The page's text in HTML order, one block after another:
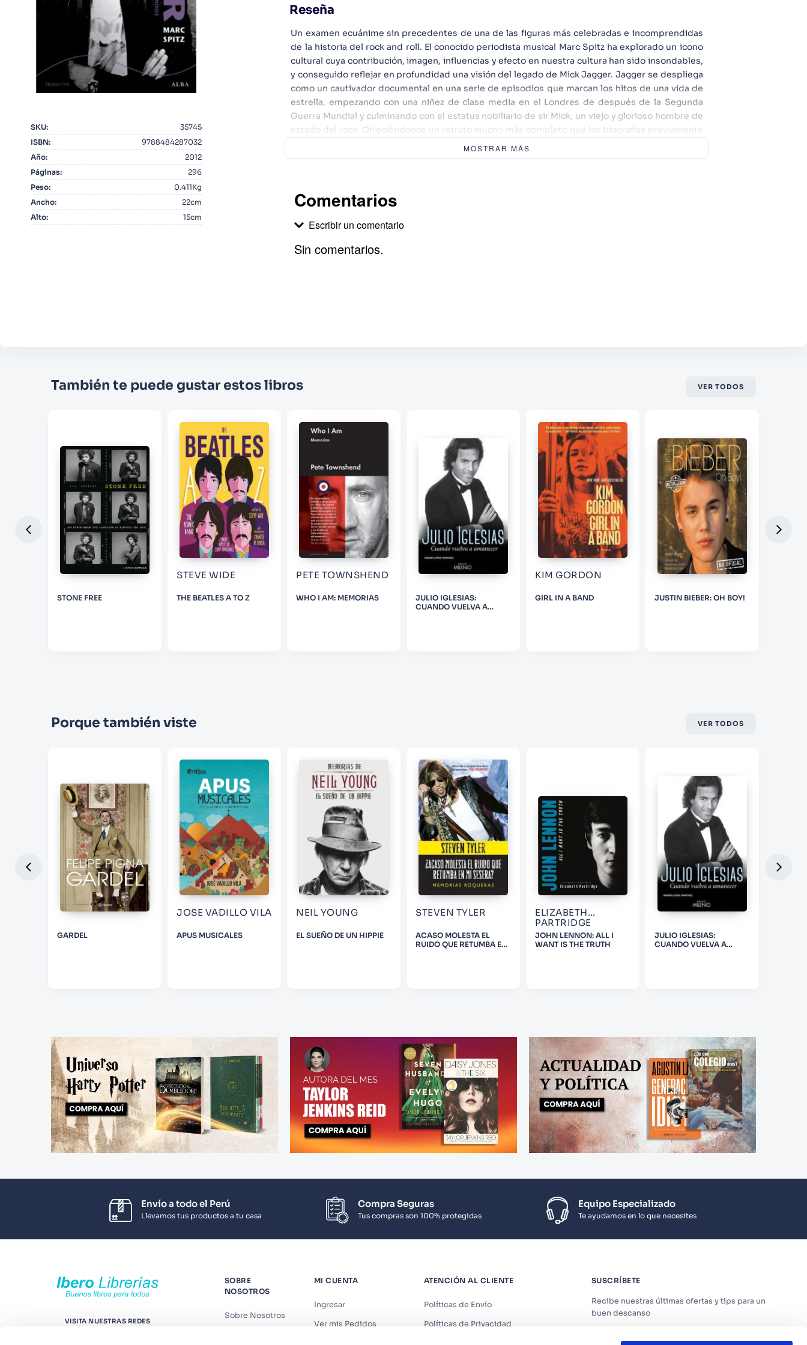
SKU:
35745
ISBN:
9788484287032
Año:
2012
Páginas:
296
Peso:
0.411Kg
Ancho:
22cm
Alto: 15cm
Reseña
Un examen ecuánime sin precedentes de una de las figuras más celebradas e incomprendidas
de la historia del rock and roll. El conocido periodista musical Marc Spitz ha explorado un icono
cultural cuya contribución, imagen, influencias y efecto en nuestra cultura han sido insondables,
y conseguido reflejar en profundidad una visión del legado de Mick Jagger. Jagger se despliega
como un cautivador documental en una serie de episodios que marcan los hitos de una vida de
estrella, empezando con una niñez de clase media en el Londres de después de la Segunda
Guerra Mundial y culminando con el estatus nobiliario de sir Mick, un viejo y glorioso hombre de
estado del rock. Ofreciéndonos un retrato mucho más completo que las biografías previamente
publicadas, Jagger profundiza en la multiplicidad de roles incorporados por Jagger: liberador
sexual, provocador de los medios, estrella del cine independiente, y, por si fuera poco, también
MOSTRAR MÁS
Comentarios
Escribir un comentario
Correo electrónico
Escribir comentario
ENVIAR COMENTARIO
Sin comentarios.
También te puede gustar estos libros VER TODOS
STONE FREE
STEVE WIDE
THE BEATLES A TO Z
PETE TOWNSHEND
WHO I AM: MEMORIAS
JULIO IGLESIAS:
CUANDO VUELVA A
KIM GORDON
GIRL IN A BAND JUSTIN BIEBER: OH BOY!
Porque también viste VER TODOS
GARDEL
JOSE VADILLO VILA
APUS MUSICALES
NEIL YOUNG
EL SUEÑO DE UN HIPPIE
STEVEN TYLER
ACASO MOLESTA EL
RUIDO QUE RETUMBA EN
ELIZABETH
PARTRIDGE
JOHN LENNON: ALL I
WANT IS THE TRUTH
JULIO IGLESIAS:
CUANDO VUELVA A
Envío a todo el Perú
Llevamos tus productos a tu casa
Compra Seguras
Tus compras son 100% protegidas
Equipo Especializado
Te ayudamos en lo que necesites
VISITA NUESTRAS REDES
SOBRE
NOSOTROS
Sobre Nosotros
MI CUENTA
Ingresar
Ver mis Pedidos
ATENCIÓN AL CLIENTE
Políticas de Envío
Políticas de Privacidad
SUSCRÍBETE
Recibe nuestras últimas ofertas y tips para un
buen descanso